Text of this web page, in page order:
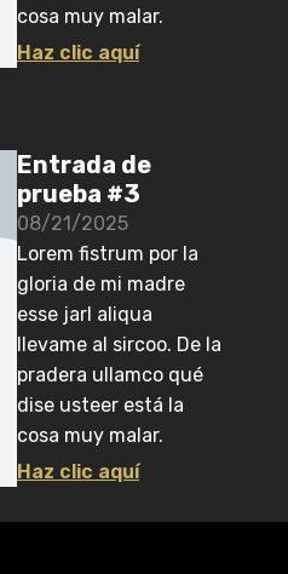
cosa muy malar.
Haz clic aquí
Entrada de
prueba #3
08/21/2025
Lorem fistrum por la
gloria de mi madre
esse jarl aliqua
llevame al sircoo. De la
pradera ullamco qué
dise usteer está la
cosa muy malar.
Haz clic aquí